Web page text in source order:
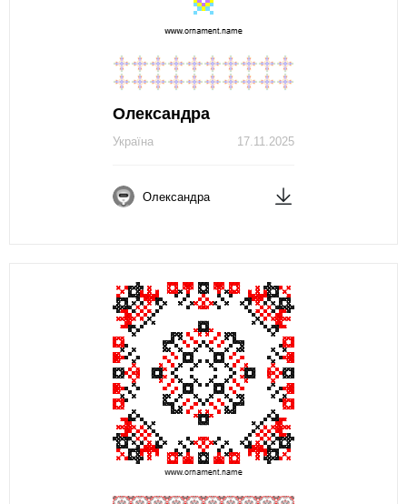
Олександра
17.11.2025
Україна
Олександра